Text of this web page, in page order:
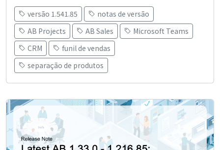
versão 1.541.85
notas de versão
AB Projects
AB Sales
Microsoft Teams
CRM
funil de vendas
separação de produtos